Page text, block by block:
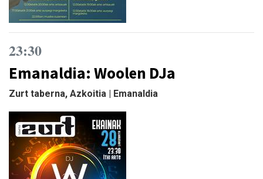
23:30
Emanaldia: Woolen DJa
Zurt taberna, Azkoitia | Emanaldia